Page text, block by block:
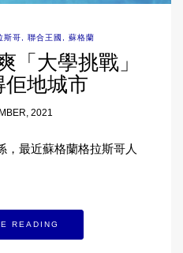
斯哥 聯合王國 蘇格蘭
「大學挑戰」
地城市
2021
，最近蘇格蘭格拉斯哥人
READING